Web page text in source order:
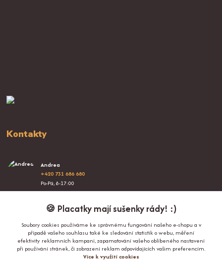
Kontakty
Andrea
+420 731 686 680
Po-Pá, 8-17:00
info@proplacatky.cz🍪 Placatky mají sušenky rády! :)
Soubory cookies používáme ke správnému fungování našeho e-shopu a v
případě vašeho souhlasu také ke sledování statistik o webu, měření
efektivity reklamních kampaní, zapamatování vašeho oblíbeného nastavení
při používání stránek, či zobrazení reklam odpovídajících vašim preferencím.
Více k využití cookies